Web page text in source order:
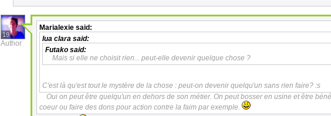
19
Author
Marialexie said:
lua clara said:
Futako said:
Mais si elle ne choisit rien... peut-elle devenir quelque chose ?
C'est là qu'est tout le mystère de la chose : peut-on devenir quelqu'un sans rien faire? :s
Oui on peut être quelqu'un en dehors de son métier. On peut bosser en usine et être
coeur ou faire des dons pour action contre la faim par exemple.